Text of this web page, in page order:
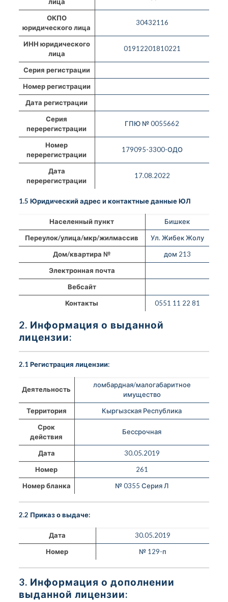
ОКПО
юридического лица
30432116
ИНН юридического
лица
01912201810221
Серия регистрации
Номер регистрации
Дата регистрации
Серия
перерегистрации
ГПЮ № 0055662
Номер
перерегистрации
179095-3300-ОДО
Дата
перерегистрации
17.08.2022
1.5 Юридический адрес и контактные данные ЮЛ
Населенный пункт
Бишкек
Переулок/улица/мкр/жилмассив
Ул. Жибек Жолу
Дом/квартира №
дом 213
Электронная почта
Вебсайт
Контакты
0551 11 22 81
2. Информация о выданной
лицензии:
2.1 Регистрация лицензии:
Деятельность
ломбардная/малогабаритное
имущество
Территория
Кыргызская Республика
Срок
действия
Бессрочная
Дата
30.05.2019
Номер
261
Номер бланка
№ 0355 Серия Л
2.2 Приказ о выдаче:
Дата
30.05.2019
Номер
№ 129-п
3. Информация о дополнении
выданной лицензии: